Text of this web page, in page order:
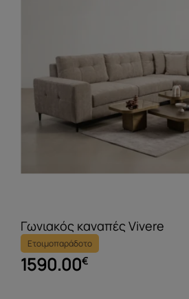
Γωνιακός καναπές Vivere
Ετοιμοπαράδοτο
1590.00€